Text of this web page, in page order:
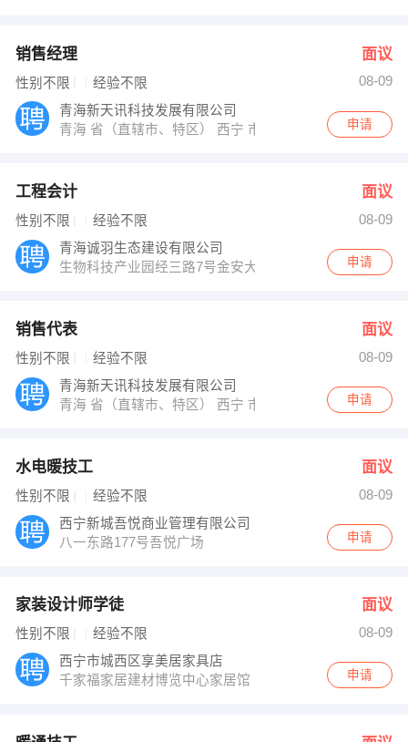
销售经理 面议
性别不限 经验不限
08-09
青海新天讯科技发展有限公司
青海 省（直辖市、特区） 西宁 市（区、县） 城西区
申请
工程会计 面议
性别不限 经验不限
08-09
青海诚羽生态建设有限公司
生物科技产业园经三路7号金安大厦B座3楼304室申请
销售代表 面议
性别不限 经验不限
08-09
青海新天讯科技发展有限公司
青海 省（直辖市、特区） 西宁 市（区、县） 城西区
申请
水电暖技工 面议
性别不限 经验不限
08-09
西宁新城吾悦商业管理有限公司
八一东路177号吾悦广场
申请
家装设计师学徒 面议
性别不限 经验不限
08-09
西宁市城西区享美居家具店
千家福家居建材博览中心家居馆
申请